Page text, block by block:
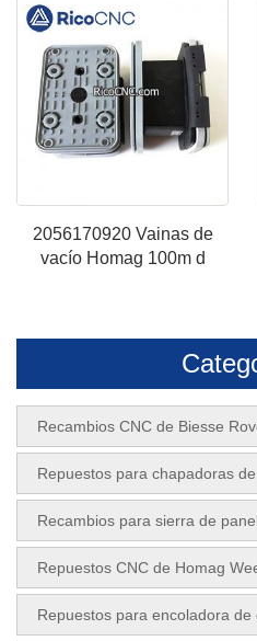
2056170920 Vainas de
vacío Homag 100m d
Recambios CNC de Biesse
Repuestos para chapadoras
Recambios para sierra de
Repuestos CNC de Homag
Repuestos para encoladora de